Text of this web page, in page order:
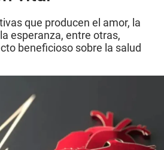
que producen el amor, la
esperanza, entre otras,
beneficioso sobre la salud